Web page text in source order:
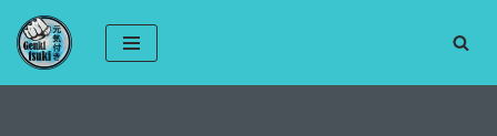
Aller
au